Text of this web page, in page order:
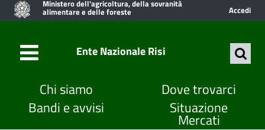
Ministero dell'agricoltura, della sovranità
alimentare e delle foreste Accedi
Ente Nazionale Risi
Chi siamo
Dove trovarci
Bandi e avvisi
Situazione
Mercati